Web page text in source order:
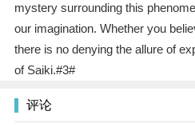
mystery surrounding this
our imagination. Whether you
there is no denying the allure of
of Saiki.#3#
评论